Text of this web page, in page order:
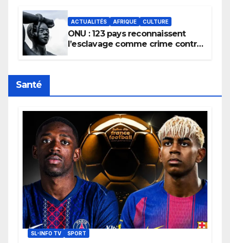
ACTUALITÉS AFRIQUE CULTURE
ONU : 123 pays reconnaissent
l’esclavage comme crime contre
Santé
SL-INFO TV SPORT